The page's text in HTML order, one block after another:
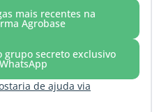
mais recentes na
Agrobase
grupo secreto exclusivo
de ajuda via